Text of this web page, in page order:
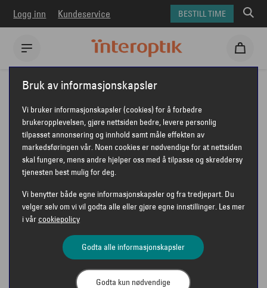
Logg inn Kundeservice BESTILL TIME
Interoptik Om kontaktlinser Linsetyper
LINSETYPER
DETTE ER
MÅNEDSLINSER
Bruk av informasjonskapsler
Vi bruker informasjonskapsler (cookies) for å forbedre
brukeropplevelsen, gjøre nettsiden bedre, levere personlig
tilpasset annonsering og innhold samt måle effekten av
markedsføringen vår. Noen cookies er nødvendige for at nettsiden
skal fungere, mens andre hjelper oss med å tilpasse og skreddersy
tjenesten best mulig for deg.
Vi benytter både egne informasjonskapsler og fra tredjepart. Du
velger selv om vi vil godta alle eller gjøre egne innstillinger. Les mer
i vår cookiepolicy
Godta alle informasjonskapsler
Godta kun nødvendige